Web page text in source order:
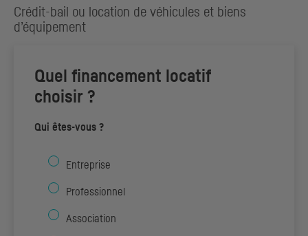
Crédit-bail ou location de véhicules et biens
d’équipement
Quel financement locatif
choisir ?
Qui êtes-vous ?
Entreprise
Professionnel
Association